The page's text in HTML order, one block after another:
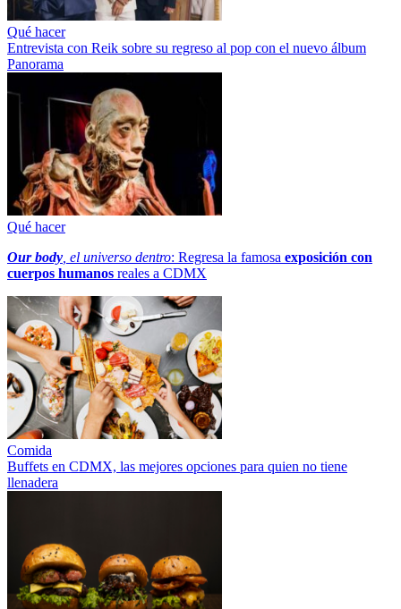
Qué hacer
Entrevista con Reik sobre su regreso al pop con el nuevo álbum
Panorama
Qué hacer
Our body , el universo dentro: Regresa la famosa exposición con
cuerpos humanos reales a CDMX
Comida
Buffets en CDMX, las mejores opciones para quien no tiene
llenadera